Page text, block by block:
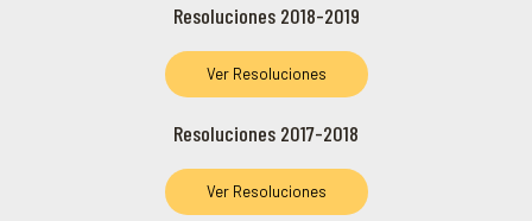
Resoluciones 2018-2019
Ver Resoluciones
Resoluciones 2017-2018
Ver Resoluciones